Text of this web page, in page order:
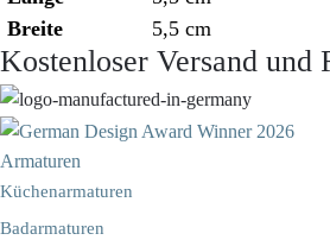
Breite
5,5 cm
Kostenloser Versand und
Armaturen
Küchenarmaturen
Badarmaturen